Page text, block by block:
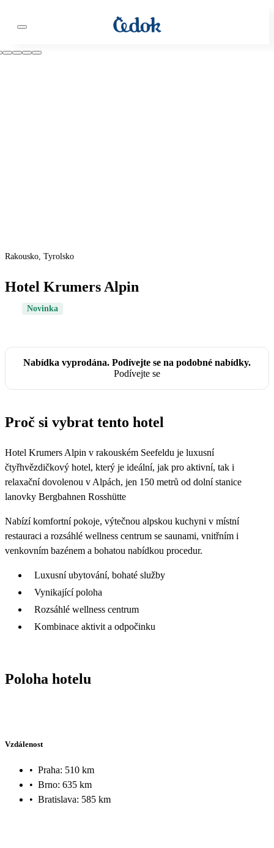
Rakousko, Tyrolsko
Hotel Krumers Alpin
Novinka
Nabídka vyprodána. Podívejte se na podobné nabídky.
Podívejte se
Proč si vybrat tento hotel
Hotel Krumers Alpin v rakouském Seefeldu je luxusní
čtyřhvězdičkový hotel, který je ideální, jak pro aktivní, tak i
relaxační dovolenou v Alpách, jen 150 metrů od dolní stanice
lanovky Bergbahnen Rosshütte
Nabízí komfortní pokoje, výtečnou alpskou kuchyni v místní
restauraci a rozsáhlé wellness centrum se saunami, vnitřním i
venkovním bazénem a bohatou nabídkou procedur.
Luxusní ubytování, bohaté služby
Vynikající poloha
Rozsáhlé wellness centrum
Kombinace aktivit a odpočinku
Poloha hotelu
Vzdálenost
• Praha: 510 km
• Brno: 635 km
• Bratislava: 585 km